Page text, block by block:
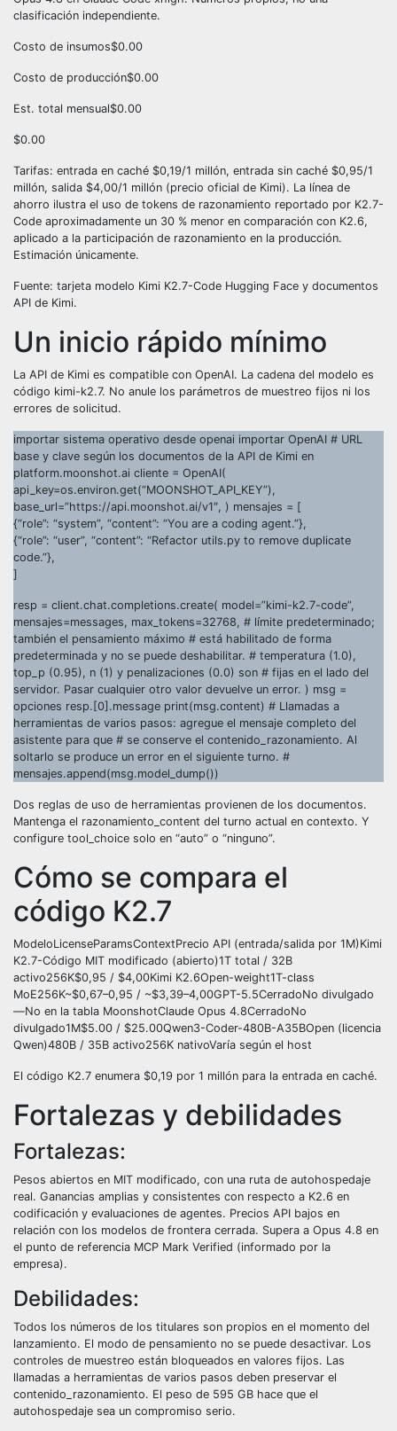
clasificación independiente.
Costo de insumos$0.00
Costo de producción$0.00
Est. total mensual$0.00
$0.00
Tarifas: entrada en caché $0,19/1 millón, entrada sin caché $0,95/1
millón, salida $4,00/1 millón (precio oficial de Kimi). La línea de
ahorro ilustra el uso de tokens de razonamiento reportado por K2.7-
Code aproximadamente un 30 % menor en comparación con K2.6,
aplicado a la participación de razonamiento en la producción.
Estimación únicamente.
Fuente: tarjeta modelo Kimi K2.7-Code Hugging Face y documentos
API de Kimi.
Un inicio rápido mínimo
La API de Kimi es compatible con OpenAI. La cadena del modelo es
código kimi-k2.7. No anule los parámetros de muestreo fijos ni los
errores de solicitud.
importar sistema operativo desde openai importar OpenAI # URL
base y clave según los documentos de la API de Kimi en
platform.moonshot.ai cliente = OpenAI(
api_key=os.environ.get(“MOONSHOT_API_KEY”),
base_url=”https://api.moonshot.ai/v1″, ) mensajes = [
{“role”: “system”, “content”: “You are a coding agent.”},
{“role”: “user”, “content”: “Refactor utils.py to remove duplicate
code.”},
]
resp = client.chat.completions.create( model=”kimi-k2.7-code”,
mensajes=messages, max_tokens=32768, # límite predeterminado;
también el pensamiento máximo # está habilitado de forma
predeterminada y no se puede deshabilitar. # temperatura (1.0),
top_p (0.95), n (1) y penalizaciones (0.0) son # fijas en el lado del
servidor. Pasar cualquier otro valor devuelve un error. ) msg =
opciones resp.[0].message print(msg.content) # Llamadas a
herramientas de varios pasos: agregue el mensaje completo del
asistente para que # se conserve el contenido_razonamiento. Al
soltarlo se produce un error en el siguiente turno. #
mensajes.append(msg.model_dump())
Dos reglas de uso de herramientas provienen de los documentos.
Mantenga el razonamiento_content del turno actual en contexto. Y
configure tool_choice solo en “auto” o “ninguno”.
Cómo se compara el
código K2.7
ModeloLicenseParamsContextPrecio API (entrada/salida por 1M)Kimi
K2.7-Código MIT modificado (abierto)1T total / 32B
activo256K$0,95 / $4,00Kimi K2.6Open-weight1T-class
MoE256K~$0,67–0,95 / ~$3,39–4,00GPT-5.5CerradoNo divulgado
—No en la tabla MoonshotClaude Opus 4.8CerradoNo
divulgado1M$5.00 / $25.00Qwen3-Coder-480B-A35BOpen (licencia
Qwen)480B / 35B activo256K nativoVaría según el host
El código K2.7 enumera $0,19 por 1 millón para la entrada en caché.
Fortalezas y debilidades
Fortalezas:
Pesos abiertos en MIT modificado, con una ruta de autohospedaje
real. Ganancias amplias y consistentes con respecto a K2.6 en
codificación y evaluaciones de agentes. Precios API bajos en
relación con los modelos de frontera cerrada. Supera a Opus 4.8 en
el punto de referencia MCP Mark Verified (informado por la
empresa).
Debilidades:
Todos los números de los titulares son propios en el momento del
lanzamiento. El modo de pensamiento no se puede desactivar. Los
controles de muestreo están bloqueados en valores fijos. Las
llamadas a herramientas de varios pasos deben preservar el
contenido_razonamiento. El peso de 595 GB hace que el
autohospedaje sea un compromiso serio.